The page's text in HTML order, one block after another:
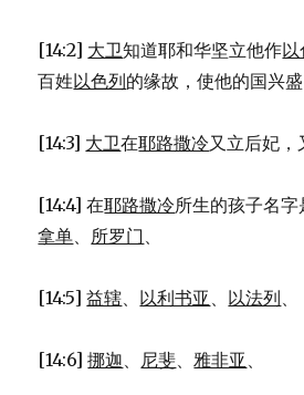
[14:2] 大卫知道耶和华坚立他作
百姓以色列的缘故，使他的国兴盛
[14:3] 大卫在耶路撒冷又立后妃，
[14:4] 在耶路撒冷所生的孩子名字
拿单、 所罗门、
[14:5]益辖、 以利书亚 、 以法列、
[14:6]挪迦、 尼斐、雅非亚 、